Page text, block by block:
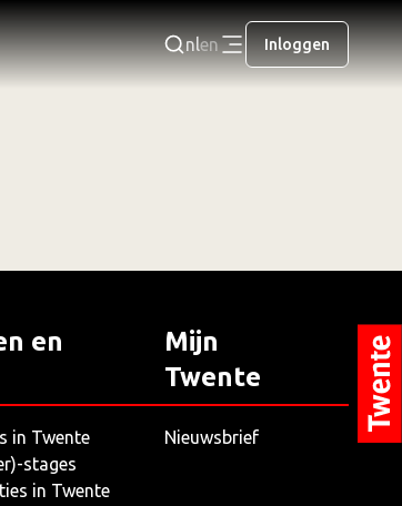
nlen Inloggen
en
in Twente
stages
in Twente
Mijn
Twente
Nieuwsbrief